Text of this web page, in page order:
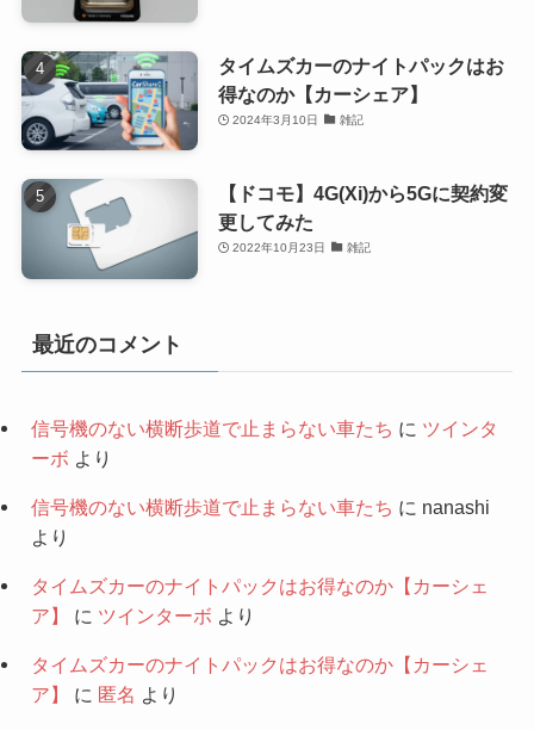
タイムズカーのナイトパックはお
得なのか【カーシェア】
2024年3月10日 雑記
【ドコモ】4G(Xi)から5Gに契約変
更してみた
2022年10月23日 雑記
最近のコメント
信号機のない横断歩道で止まらない車たち に ツインタ
ーボ より
信号機のない横断歩道で止まらない車たち に nanashi
より
タイムズカーのナイトパックはお得なのか【カーシェ
ア】
に ツインターボ より
タイムズカーのナイトパックはお得なのか【カーシェ
ア】
に 匿名 より